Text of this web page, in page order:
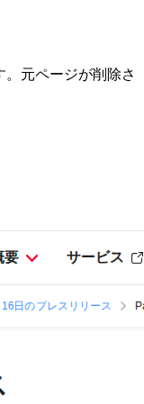
元ページが削除さ